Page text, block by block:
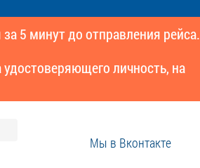
5 минут до отправления рейса.
личность, на
Мы в Вконтакте